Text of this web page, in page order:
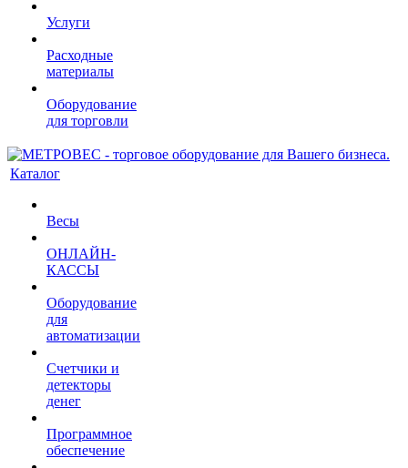
Услуги
Расходные
материалы
Оборудование
для торговли
Каталог
Весы
ОНЛАЙН-
КАССЫ
Оборудование
для
автоматизации
Счетчики и
детекторы
денег
Программное
обеспечение